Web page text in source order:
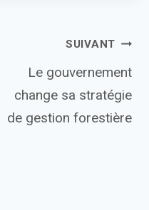
SUIVANT
Le gouvernement
change sa stratégie
de gestion forestière